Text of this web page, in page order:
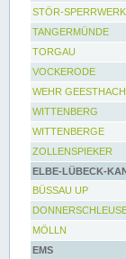
STÖR-
TANGERMÜNDE
TORGAU
VOCKERODE
WEHR
WITTENBERG
WITTENBERGE
ZOLLENSPIEKER
ELBE-LÜBECK-
BÜSSAU UP
MÖLLN
EMS